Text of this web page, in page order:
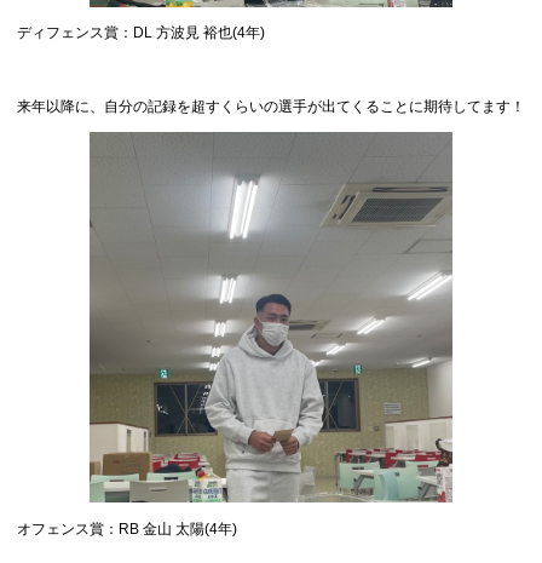
ディフェンス賞：DL 方波見 裕也(4年)
来年以降に、自分の記録を超すくらいの選手が出てくることに期待してます！
オフェンス賞：RB 金山 太陽(4年)